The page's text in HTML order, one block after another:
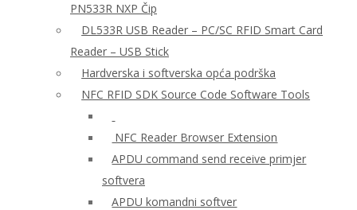
PN533R NXP Čip
DL533R USB Reader – PC/SC RFID Smart Card
Reader – USB Stick
Hardverska i softverska opća podrška
NFC RFID SDK Source Code Software Tools
NFC Reader Browser Extension
APDU command send receive primjer
softvera
APDU komandni softver